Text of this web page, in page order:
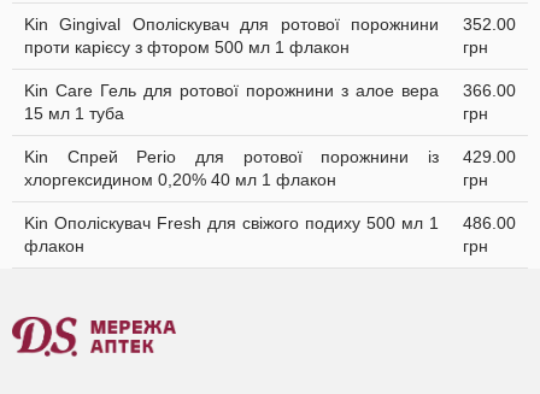
Kin Gingival Ополіскувач для ротової порожнини
проти карієсу з фтором 500 мл 1 флакон
352.00
грн
Kin Care Гель для ротової порожнини з алое вера
15 мл 1 туба
366.00
грн
Kin Спрей Perio для ротової порожнини із
хлоргексидином 0,20% 40 мл 1 флакон
429.00
грн
Kin Ополіскувач Fresh для свіжого подиху 500 мл 1
флакон
486.00
грн